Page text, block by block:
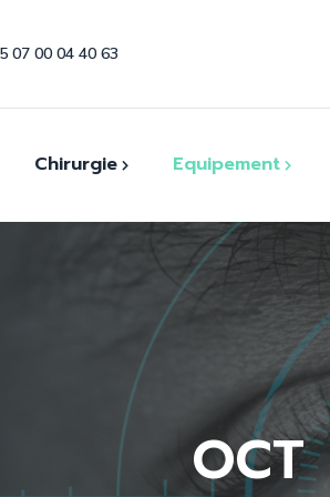
07 00 04 40 63
Chirurgie
Canules et
Coques et
Couteaux
Draps
Fils de
Implants
Equipement
Autoréfractomètre
Tonomètre à Air
Station de réfraction
Lampe A FenteOCT